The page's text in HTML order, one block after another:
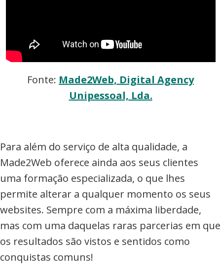
Fonte: Made2Web, Digital Agency
Unipessoal, Lda.
Para além do serviço de alta qualidade, a
Made2Web oferece ainda aos seus clientes
uma formação especializada, o que lhes
permite alterar a qualquer momento os seus
websites. Sempre com a máxima liberdade,
mas com uma daquelas raras parcerias em que
os resultados são vistos e sentidos como
conquistas comuns!